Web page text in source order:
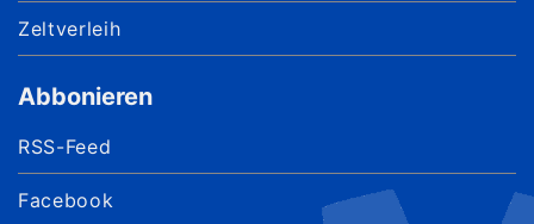
Zeltverleih
Abbonieren
RSS-Feed
Facebook